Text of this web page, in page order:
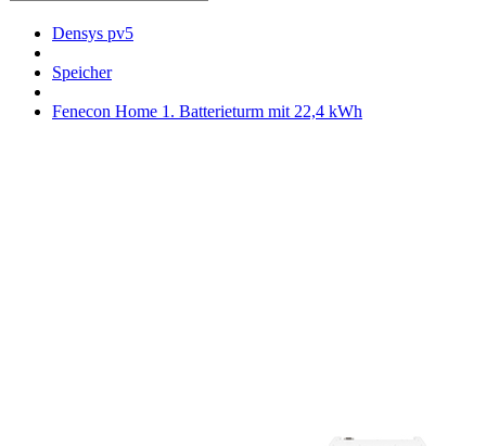
Densys pv5
Speicher
Fenecon Home 1. Batterieturm mit 22,4 kWh